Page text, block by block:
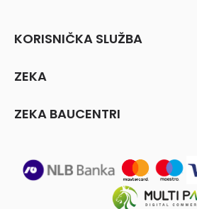
KORISNIČKA SLUŽBA
ZEKA
ZEKA BAUCENTRI